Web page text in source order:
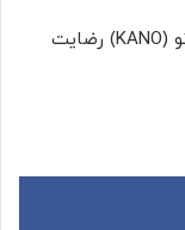
چگونه با مدل کانو (KANO) رضایت